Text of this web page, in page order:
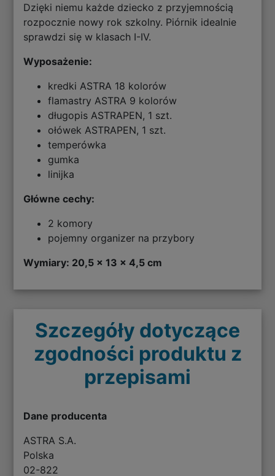
Dzięki niemu każde dziecko z przyjemnością
rozpocznie nowy rok szkolny. Piórnik idealnie
sprawdzi się w klasach I-IV.
Wyposażenie:
kredki ASTRA 18 kolorów
flamastry ASTRA 9 kolorów
długopis ASTRAPEN, 1 szt.
ołówek ASTRAPEN, 1 szt.
temperówka
gumka
linijka
Główne cechy:
2 komory
pojemny organizer na przybory
Wymiary: 20,5 x 13 x 4,5 cm
Szczegóły dotyczące
zgodności produktu z
przepisami
Dane producenta
ASTRA S.A.
Polska
02-822